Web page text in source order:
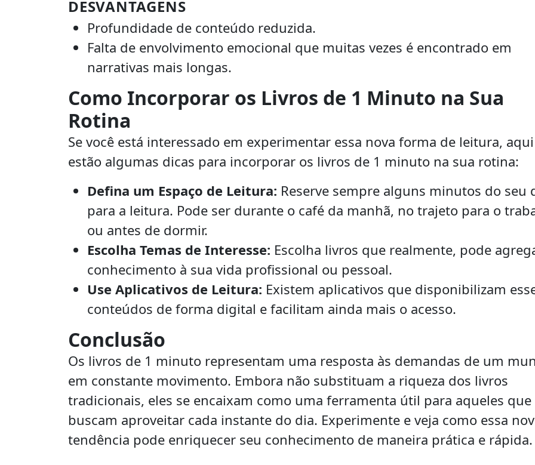
DESVANTAGENS
Profundidade de conteúdo reduzida.
Falta de envolvimento emocional que muitas vezes é encontrado em
narrativas mais longas.
Como Incorporar os Livros de 1 Minuto na Sua
Rotina
Se você está interessado em experimentar essa nova forma de leitura, aqui
estão algumas dicas para incorporar os livros de 1 minuto na sua rotina:
Defina um Espaço de Leitura: Reserve sempre alguns minutos do seu
para a leitura. Pode ser durante o café da manhã, no trajeto para o
ou antes de dormir.
Escolha Temas de Interesse: Escolha livros que realmente, pode
conhecimento à sua vida profissional ou pessoal.
Use Aplicativos de Leitura: Existem aplicativos que disponibilizam
conteúdos de forma digital e facilitam ainda mais o acesso.
Conclusão
Os livros de 1 minuto representam uma resposta às demandas de um
em constante movimento. Embora não substituam a riqueza dos livros
tradicionais, eles se encaixam como uma ferramenta útil para aqueles que
buscam aproveitar cada instante do dia. Experimente e veja como essa
tendência pode enriquecer seu conhecimento de maneira prática e rápida.